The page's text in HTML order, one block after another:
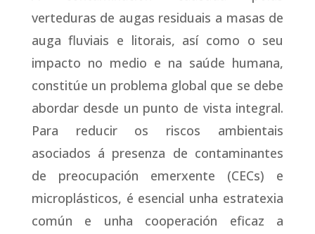
verteduras de augas residuais a masas de
auga fluviais e litorais, así como o seu
impacto no medio e na saúde humana,
constitúe un problema global que se debe
abordar desde un punto de vista integral.
Para reducir os riscos ambientais
asociados á presenza de contaminantes
de preocupación emerxente (CECs) e
microplásticos, é esencial unha estratexia
común e unha cooperación eficaz a